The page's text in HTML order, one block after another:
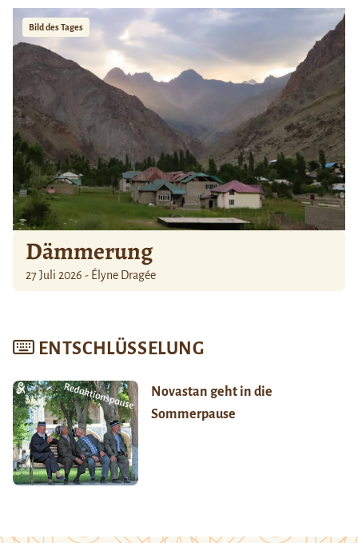
Bild des Tages
Dämmerung
27 Juli 2026 - Élyne Dragée
ENTSCHLÜSSELUNG
Novastan geht in die
Sommerpause